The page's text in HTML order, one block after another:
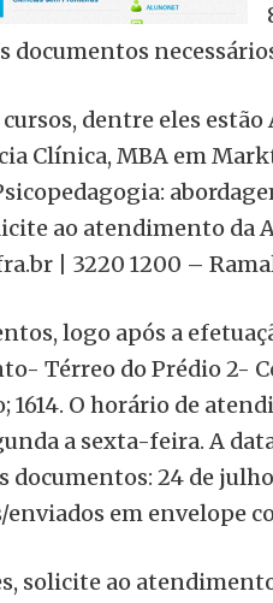
documentos
cursos, dentre eles
Clínica, MBA em
ao atendimento da
| 3220 1200 –
logo após a
Térreo do Prédio 2-
1614. O horário de
a sexta-feira. A
24 de julho
enviados em envelope
solicite ao